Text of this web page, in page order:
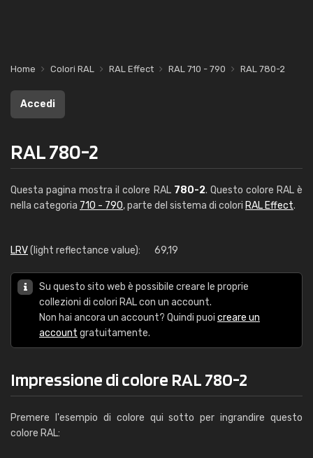
Home Colori RAL RAL Effect RAL 710 - 790 RAL 780-2
Accedi
RAL 780-2
Questa pagina mostra il colore RAL 780-2. Questo colore RAL è
nella categoria 710 - 790, parte del sistema di colori RAL Effect.
LRV(light reflectance value): 69,19
Su questo sito web è possibile creare le proprie
collezioni di colori RAL con un account.
Non hai ancora un account? Quindi puoi creare un
account gratuitamente.
Impressione di colore RAL 780-2
Premere l'esempio di colore qui sotto per ingrandire questo
colore RAL: